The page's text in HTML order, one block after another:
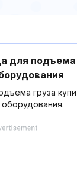
для подъема
груза